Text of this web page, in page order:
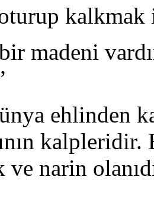
kalkmak
madeni
ehlinden
ve narin